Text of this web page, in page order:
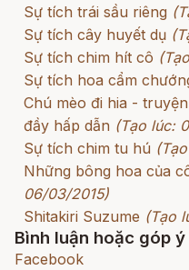
Sự tích trái sầu riêng
Sự tích cây huyết dụ
Sự tích chim hít cô
Sự tích hoa cẩm
Chú mèo đi hia -
đầy hấp dẫn (Tạo lúc:
Sự tích chim tu hú
Những bông hoa của
06/03/2015)
Shitakiri Suzume (Tạo
Bình luận hoặc góp
Facebook